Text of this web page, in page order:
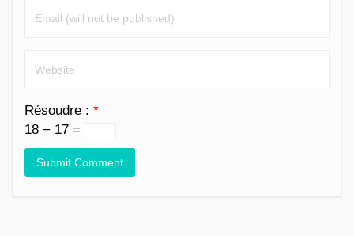
Résoudre : *
18 − 17 =